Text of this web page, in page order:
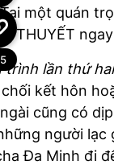
một quán
THUYẾT
trình lần thứ
kết hôn
cũng có
người lạc
Đa Minh đi